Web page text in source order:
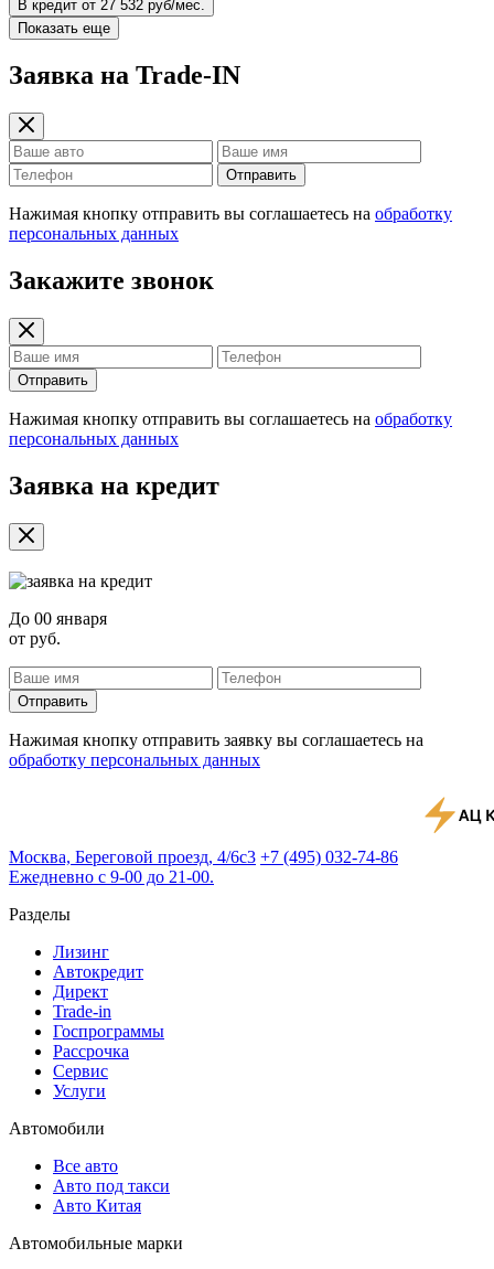
В кредит от 27 532 руб/мес.
Показать еще
Заявка на Trade-IN
Отправить
Нажимая кнопку отправить вы соглашаетесь на обработку
персональных данных
Закажите звонок
Отправить
Нажимая кнопку отправить вы соглашаетесь на обработку
персональных данных
Заявка на кредит
До 00 января
от руб.
Отправить
Нажимая кнопку отправить заявку вы соглашаетесь на
обработку персональных данных
Москва, Береговой проезд, 4/6с3 +7 (495) 032-74-86
Ежедневно с 9-00 до 21-00.
Разделы
Лизинг
Автокредит
Директ
Trade-in
Госпрограммы
Рассрочка
Сервис
Услуги
Автомобили
Все авто
Авто под такси
Авто Китая
Автомобильные марки